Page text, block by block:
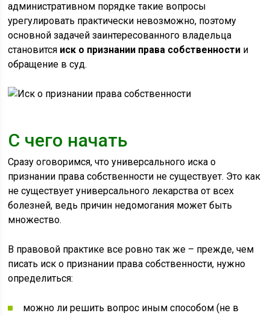
административном порядке такие вопросы
урегулировать практически невозможно, поэтому
основной задачей заинтересованного владельца
становится иск о признании права собственности и
обращение в суд.
С чего начать
Сразу оговоримся, что универсального иска о
признании права собственности не существует. Это как
не существует универсального лекарства от всех
болезней, ведь причин недомогания может быть
множество.
В правовой практике все ровно так же – прежде, чем
писать иск о признании права собственности, нужно
определиться:
можно ли решить вопрос иным способом (не в